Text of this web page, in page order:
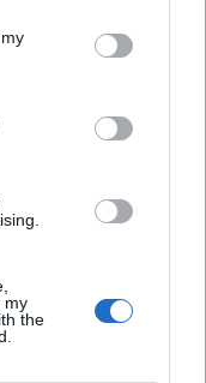
my
the